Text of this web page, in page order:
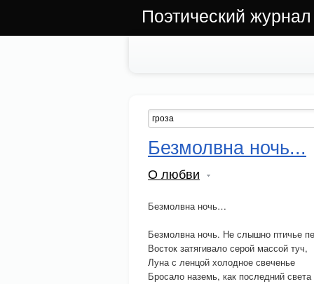
Поэтический журнал
Безмолвна ночь...
О любви
Безмолвна ночь…
Безмолвна ночь. Не слышно птичье
Восток затягивало серой массой туч,
Луна с ленцой холодное свеченье
Бросало наземь, как последний света